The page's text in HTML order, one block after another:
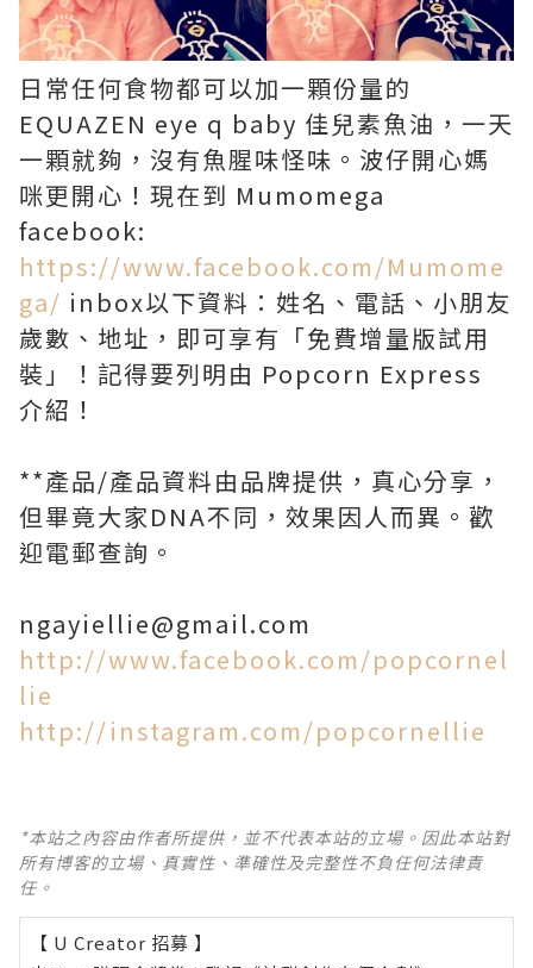
日常任何食物都可以加一顆份量的
EQUAZEN eye q baby 佳兒素魚油，一天
一顆就夠，沒有魚腥味怪味。波仔開心媽
咪更開心！現在到 Mumomega
facebook:
https://www.facebook.com/Mumome
ga/ inbox以下資料：姓名、電話、小朋友
歲數、地址，即可享有「免費增量版試用
裝」！記得要列明由 Popcorn Express
介紹！
**產品/產品資料由品牌提供，真心分享，
但畢竟大家DNA不同，效果因人而異。歡
迎電郵查詢。
ngayiellie@gmail.com
http://www.facebook.com/popcornel
lie
http://instagram.com/popcornellie
*本站之內容由作者所提供，並不代表本站的立場。因此本站對
所有博客的立場、真實性、準確性及完整性不負任何法律責
任。
【 U Creator 招募 】